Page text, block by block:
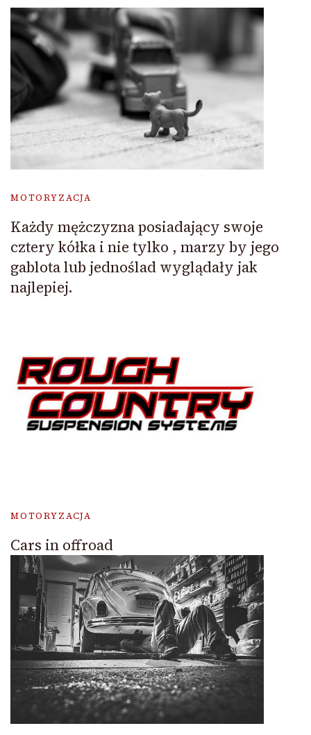
MOTORYZACJA
Każdy mężczyzna posiadający swoje
cztery kółka i nie tylko , marzy by jego
gablota lub jednoślad wyglądały jak
najlepiej.
MOTORYZACJA
Cars in offroad